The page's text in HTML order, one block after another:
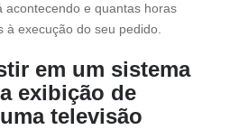
acontecendo e quantas horas
à execução do seu pedido.
em um sistema
exibição de
televisão